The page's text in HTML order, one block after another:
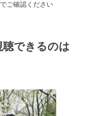
ご確認ください
聴できるのは